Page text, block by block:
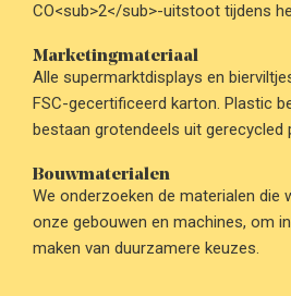
CO<sub>2</sub>-uitstoot tijdens
Marketingmateriaal
Alle supermarktdisplays en
FSC-gecertificeerd karton. Plastic
bestaan grotendeels uit gerecycled
Bouwmaterialen
We onderzoeken de materialen die
onze gebouwen en machines, om
maken van duurzamere keuzes.